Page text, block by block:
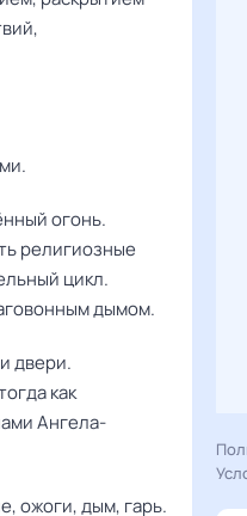
огонь.
религиозные
цикл.
дымом.
двери.
как
Ангела-
ожоги, дым, гарь.